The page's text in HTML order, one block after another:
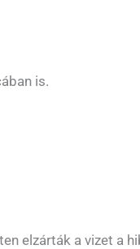
is.
elzárták a vizet a